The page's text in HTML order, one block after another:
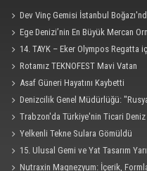
Dev Vinç Gemisi İstanbul
Ege Denizi’nin En Büyük Mercan
14. TAYK – Eker Olympos Regatta
Rotamız TEKNOFEST Mavi Vatan
Asaf Güneri Hayatını Kaybetti
Denizcilik Genel Müdürlüğü:
Saldırısına Uğradı"
Trabzon'da Türkiye'nin Ticari Deniz
Yelkenli Tekne Sulara Gömüldü
15. Ulusal Gemi ve Yat Tasarım
Uzatıldı
Nutraxin Magnezyum: İçerik,